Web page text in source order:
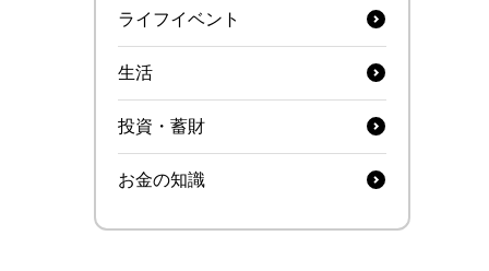
ライフイベント
生活
投資・蓄財
お金の知識